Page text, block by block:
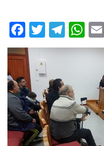
F
ac
e
b
o
o
k
T
w
itt
er
T
el
a
m
W
h
A
p
p